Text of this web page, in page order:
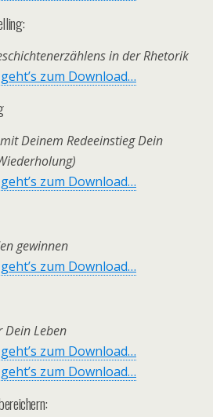
in der Rhetorik
zum Download…
Deinem Redeeinstieg Dein
zum Download…
gewinnen
zum Download…
Dein Leben
zum Download…
zum Download…